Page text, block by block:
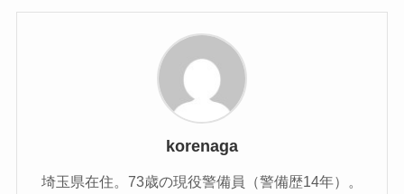
korenaga
埼玉県在住。73歳の現役警備員（警備歴14年）。